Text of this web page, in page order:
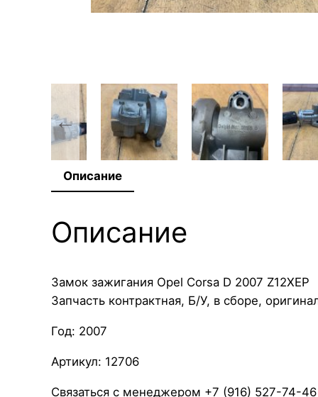
Описание
Описание
Замок зажигания Opel Corsa D 2007 Z12XEP
Запчасть контрактная, Б/У, в сборе,
Год: 2007
Артикул: 12706
Связаться с менеджером +7 (916) 527-74-46